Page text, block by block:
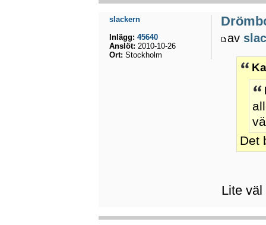
av
Det
Lite
slackern
Inlägg: 45640
Anslöt: 2010-10-26
Ort: Stockholm